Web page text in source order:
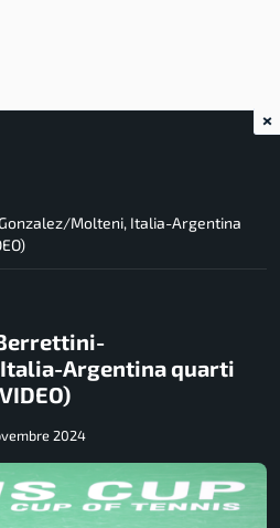
Molteni, Italia-Argentina
Argentina quarti
2024
×